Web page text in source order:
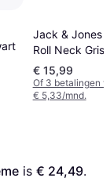
Jack & Jones
Roll Neck Gris
€ 15,99
Of 3 betalingen
€ 5,33/mnd.
is € 24,49.